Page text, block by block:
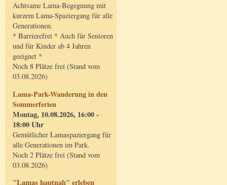
Achtsame Lama-Begegnung mit
kurzem Lama-Spaziergang für alle
Generationen.
* Barrierefrei * Auch für Senioren
und für Kinder ab 4 Jahren
geeignet *
Noch 8 Plätze frei (Stand vom
03.08.2026)
Lama-Park-Wanderung in den
Sommerferien
Montag, 10.08.2026, 16:00 -
18:00 Uhr
Gemütlicher Lamaspaziergang für
alle Generationen im Park.
Noch 2 Plätze frei (Stand vom
03.08.2026)
"Lamas hautnah" erleben